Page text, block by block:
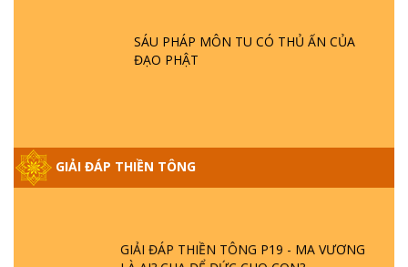
SÁU PHÁP MÔN TU CÓ THỦ ẤN CỦA
ĐẠO PHẬT
GIẢI ĐÁP THIỀN TÔNG
GIẢI ĐÁP VỀ LỄ TIỄN THIỀN TÔNG SƯ
GIẢI ĐÁP THIỀN TÔNG ĐẶC BIỆT PHẦN 20
- BÁC NGUYỄN NHÂN LÀ AI? PHIỀN NÃO
DO ĐÂU MÀ CÓ?
GIẢI ĐÁP THIỀN TÔNG P19 - MA VƯƠNG
LÀ AI? CHA ĐỂ ĐỨC CHO CON?